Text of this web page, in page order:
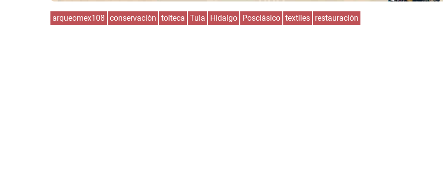
arqueomex108 conservación tolteca Tula Hidalgo Posclásico textiles restauración